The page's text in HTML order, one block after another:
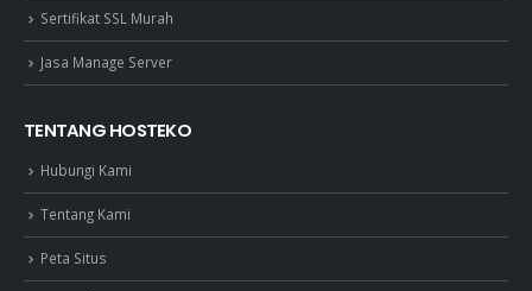
Sertifikat SSL Murah
Jasa Manage Server
TENTANG HOSTEKO
Hubungi Kami
Tentang Kami
Peta Situs